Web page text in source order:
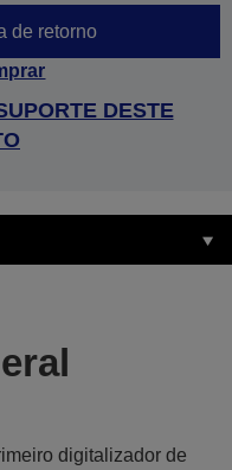
de retorno
DESTE
digitalizador de